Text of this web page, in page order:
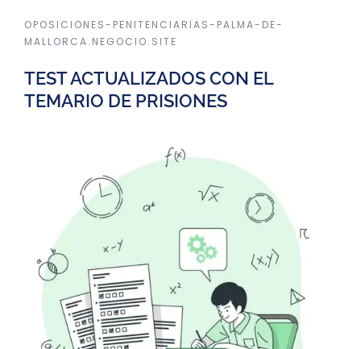
OPOSICIONES-PENITENCIARIAS-PALMA-DE-
MALLORCA.NEGOCIO.SITE
TEST ACTUALIZADOS CON EL
TEMARIO DE PRISIONES